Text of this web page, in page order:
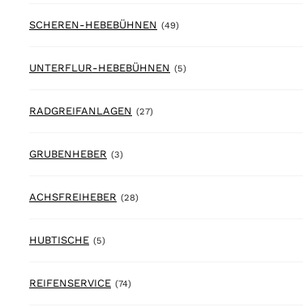
SCHEREN-HEBEBÜHNEN (49)49 products
UNTERFLUR-HEBEBÜHNEN (5)5 products
RADGREIFANLAGEN (27)27 products
GRUBENHEBER (3)3 products
ACHSFREIHEBER (28)28 products
HUBTISCHE (5)5 products
REIFENSERVICE (74)74 products